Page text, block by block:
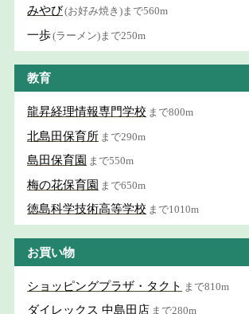
みやび(お好み焼き)まで560m
一歩(ラーメン)まで250m
教育
龍昇経理情報専門学校 まで800m
北島田保育所 まで290m
島田保育園 まで550m
梅の花保育園 まで650m
徳島科学技術高等学校 まで1010m
お買い物
ショッピングプラザ・タクト まで810m
ダイレックス 中島田店 まで280m